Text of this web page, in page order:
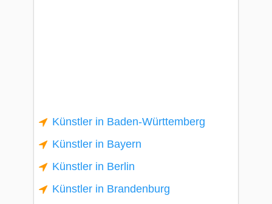
Künstler in Baden-Württemberg
Künstler in Bayern
Künstler in Berlin
Künstler in Brandenburg